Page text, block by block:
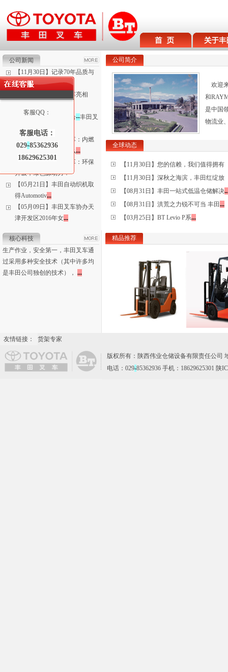
客服QQ：
客服电话：
029-85362936
18629625301
公司新闻
【11月30日】记录70年品质与
创新历史—BT博物...
【11月30日】丰田叉车亮相
【08月31日】珠联璧合--丰田叉
车成为中外运物料
【06月01日】丰田叉车：内燃
车和电动车究竟该怎么...
【06月01日】丰田叉车：环保
升级，绿色源动力！
【05月21日】丰田自动织机取
得Automotiv...
【05月09日】丰田叉车协办天
津开发区2016年女...
公司简介
欢迎
和
是中国
物流业
全球动态
【11月30日】您的信赖，我们值得拥有
【11月30日】深秋之海滨，丰田红绽放
【08月31日】丰田一站式低温仓储解决..
【08月31日】洪荒之力锐不可当 丰田...
【03月25日】BT Levio P系...
核心科技
生产作业，安全第一，丰田叉车通
过采用多种安全技术（其中许多均
是丰田公司独创的技术）， ...
精品推荐
友情链接： 货架专家
版权所有：陕西伟业仓储设备有限责任公司
电话：029-85362936 手机：18629625301 陕